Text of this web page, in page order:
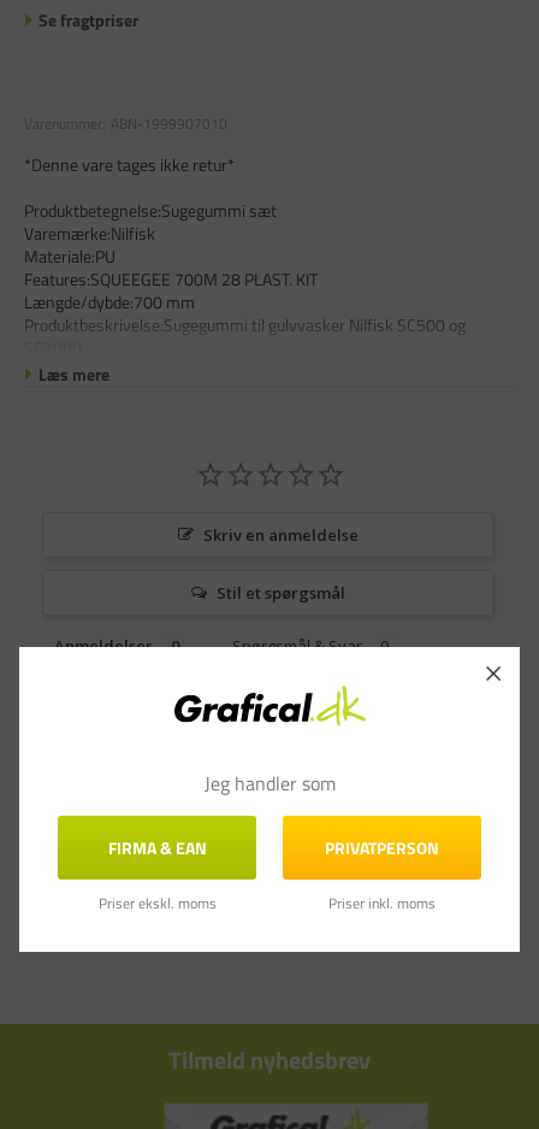
Se fragtpriser
Varenummer: ABN-1999907010
*Denne vare tages ikke retur*
Produktbetegnelse:Sugegummi sæt
Varemærke:Nilfisk
Materiale:PU
Features:SQUEEGEE 700M 28 PLAST. KIT
Længde/dybde:700 mm
Produktbeskrivelse:Sugegummi til gulvvasker Nilfisk SC500 og
Læs mere
Skriv en anmeldelse
Stil et spørgsmål
Anmeldelser Spørgsmål & Svar
Tilmeld nyhedsbrev
Jeg handler som
FIRMA & EAN
Priser ekskl. moms
PRIVATPERSON
Priser inkl. moms